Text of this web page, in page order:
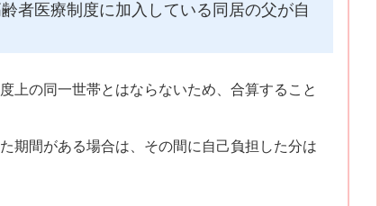
者医療制度に加入している同居の父が自
上の同一世帯とはならないため、合算すること
期間がある場合は、その間に自己負担した分は